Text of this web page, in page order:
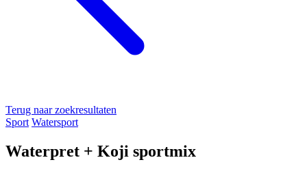
Terug naar zoekresultaten
Sport Watersport
Waterpret + Koji sportmix